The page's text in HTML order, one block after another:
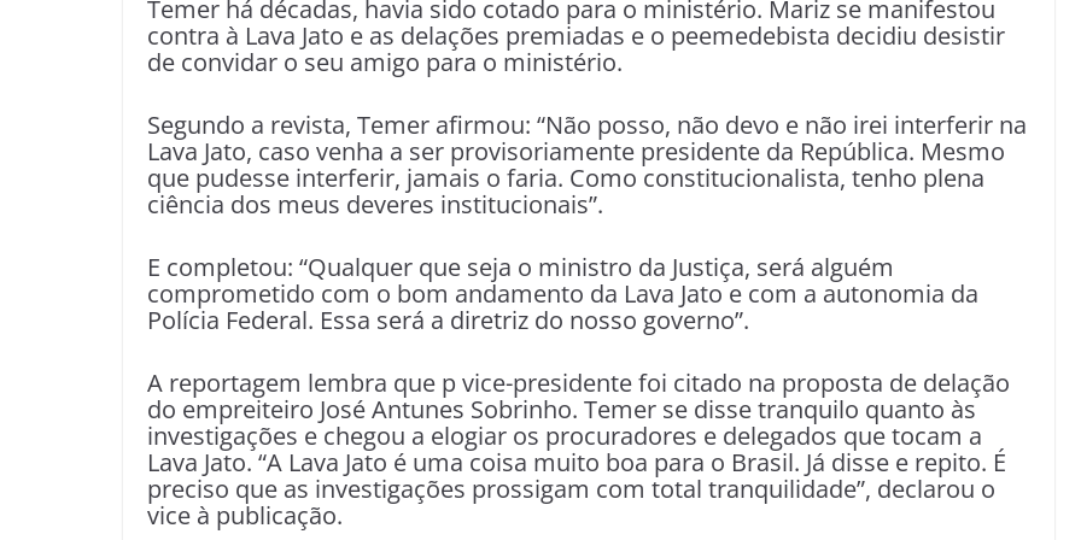
Temer há décadas, havia sido cotado para o ministério. Mariz se manifestou
contra à Lava Jato e as delações premiadas e o peemedebista decidiu desistir
de convidar o seu amigo para o ministério.
Segundo a revista, Temer afirmou: “Não posso, não devo e não irei interferir na
Lava Jato, caso venha a ser provisoriamente presidente da República. Mesmo
que pudesse interferir, jamais o faria. Como constitucionalista, tenho plena
ciência dos meus deveres institucionais”.
E completou: “Qualquer que seja o ministro da Justiça, será alguém
comprometido com o bom andamento da Lava Jato e com a autonomia da
Polícia Federal. Essa será a diretriz do nosso governo”.
A reportagem lembra que p vice-presidente foi citado na proposta de delação
do empreiteiro José Antunes Sobrinho. Temer se disse tranquilo quanto às
investigações e chegou a elogiar os procuradores e delegados que tocam a
Lava Jato. “A Lava Jato é uma coisa muito boa para o Brasil. Já disse e repito. É
preciso que as investigações prossigam com total tranquilidade”, declarou o
vice à publicação.